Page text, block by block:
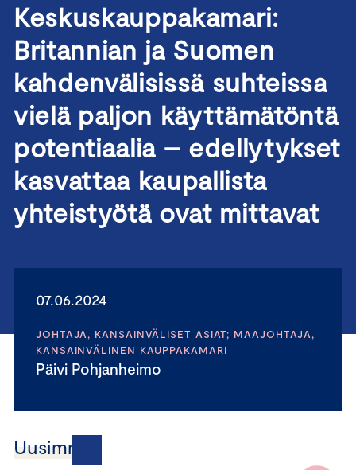
Keskuskauppakamari:
Britannian ja Suomen
kahdenvälisissä suhteissa
vielä paljon käyttämätöntä
potentiaalia – edellytykset
kasvattaa kaupallista
yhteistyötä ovat mittavat
07.06.2024
JOHTAJA, KANSAINVÄLISET ASIAT; MAAJOHTAJA,
KANSAINVÄLINEN KAUPPAKAMARI
Päivi Pohjanheimo
Uusimmat